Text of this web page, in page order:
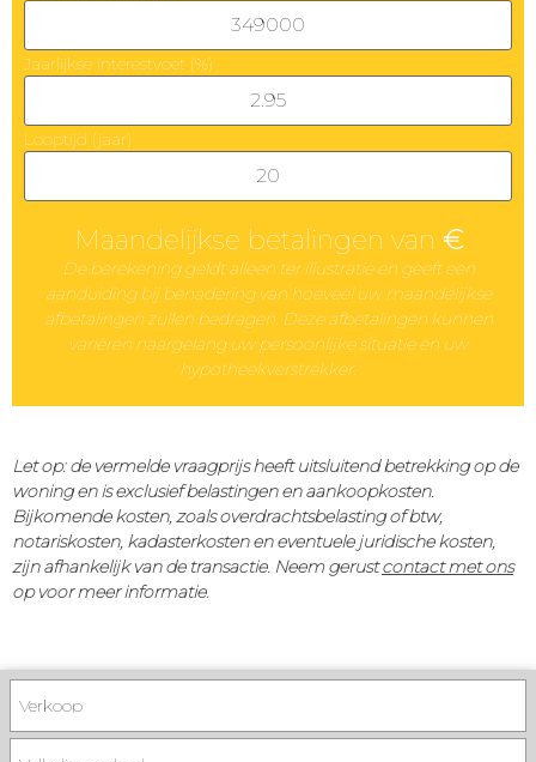
Jaarlijkse interestvoet (%)
Looptijd (jaar)
Maandelijkse betalingen van €
De berekening geldt alleen ter illustratie en geeft een
aanduiding bij benadering van hoeveel uw maandelijkse
afbetalingen zullen bedragen. Deze afbetalingen kunnen
variëren naargelang uw persoonlijke situatie en uw
hypotheekverstrekker.
Let op: de vermelde vraagprijs heeft uitsluitend betrekking op de
woning en is exclusief belastingen en aankoopkosten.
Bijkomende kosten, zoals overdrachtsbelasting of btw,
notariskosten, kadasterkosten en eventuele juridische kosten,
zijn afhankelijk van de transactie. Neem gerustcontact met ons
op voor meer informatie.